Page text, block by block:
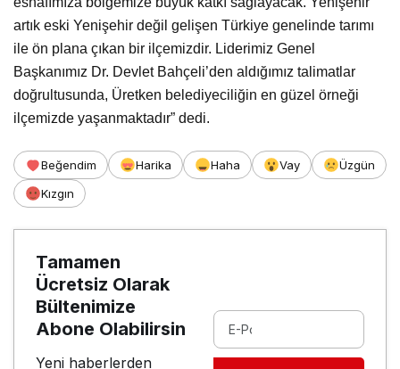
artık eski Yenişehir değil gelişen Türkiye genelinde tarımı
ile ön plana çıkan bir ilçemizdir. Liderimiz Genel
Başkanımız Dr. Devlet Bahçeli’den aldığımız talimatlar
doğrultusunda, Üretken belediyeciliğin en güzel örneği
ilçemizde yaşanmaktadır” dedi.
Beğendim Harika Haha Vay
Üzgün
Kızgın
Tamamen
Ücretsiz Olarak
Bültenimize
Abone Olabilirsin
Yeni haberlerden